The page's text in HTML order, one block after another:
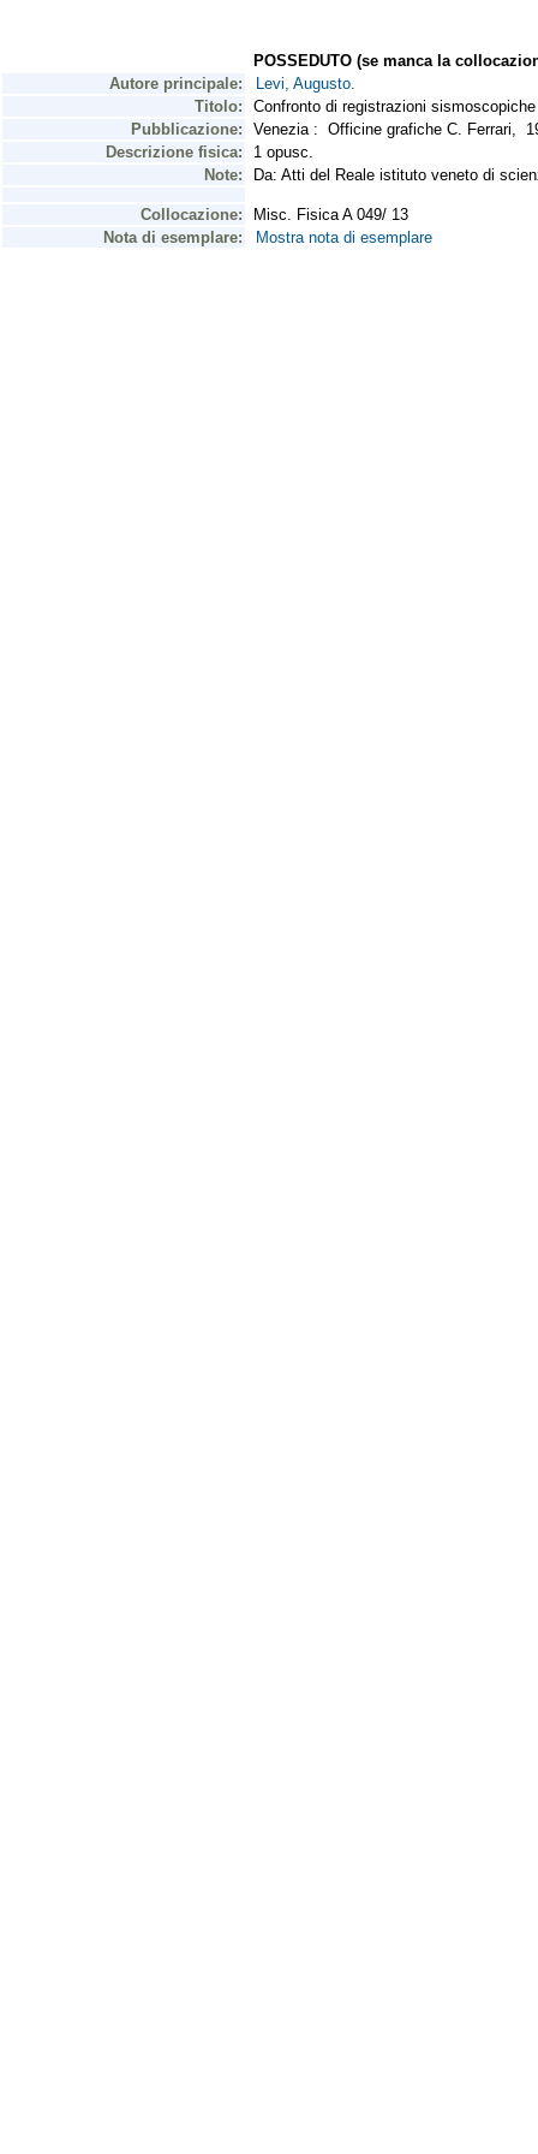
POSSEDUTO (se manca la
Autore principale:
Levi, Augusto.
Titolo:
Confronto di registrazioni
Pubblicazione:
Venezia : Officine grafiche C. Ferrari,
Descrizione fisica:
1 opusc.
Note:
Da: Atti del Reale istituto veneto di
Collocazione:
Misc. Fisica A 049/ 13
Nota di esemplare:
Mostra nota di esemplare